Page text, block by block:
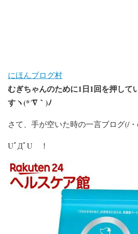
にほんブログ村
むぎちゃんのために1日1回を押して
すヽ(*´∇｀)ﾉ
さて、手が空いた時の一言ブログ(/
UﾟДﾟU ！